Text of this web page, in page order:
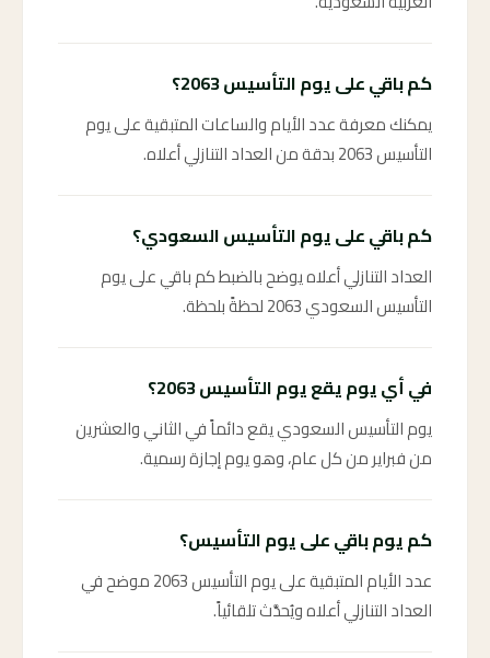
كم باقي على يوم التأسيس 2063؟
يمكنك معرفة عدد الأيام والساعات المتبقية على يوم
التأسيس 2063 بدقة من العداد التنازلي أعلاه.
كم باقي على يوم التأسيس السعودي؟
العداد التنازلي أعلاه يوضح بالضبط كم باقي على يوم
التأسيس السعودي 2063 لحظةً بلحظة.
في أي يوم يقع يوم التأسيس 2063؟
يوم التأسيس السعودي يقع دائماً في الثاني والعشرين
من فبراير من كل عام، وهو يوم إجازة رسمية.
كم يوم باقي على يوم التأسيس؟
عدد الأيام المتبقية على يوم التأسيس 2063 موضح في
العداد التنازلي أعلاه ويُحدَّث تلقائياً.